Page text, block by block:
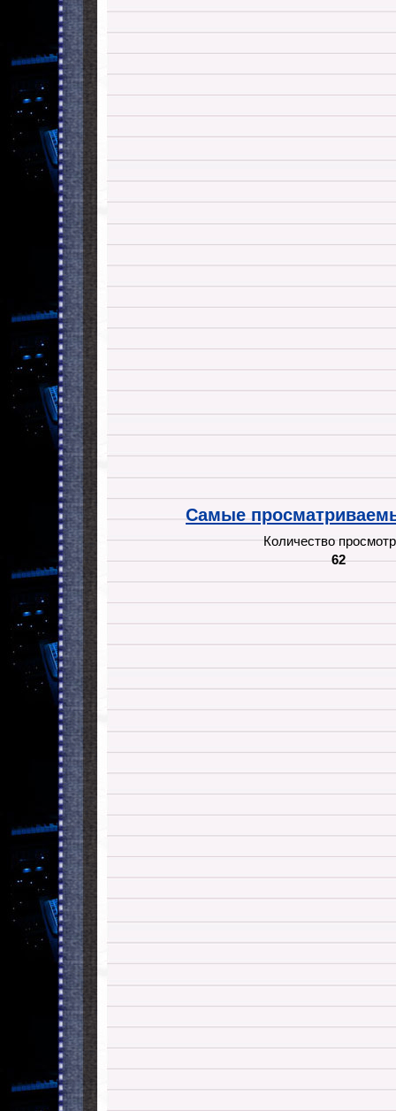
Самые
Количество
62